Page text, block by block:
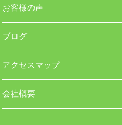
お客様の声
ブログ
アクセスマップ
会社概要